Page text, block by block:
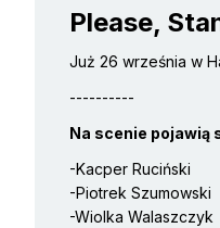
Please,
Już 26 września w
----------
Na scenie pojawią
-Kacper Ruciński
-Piotrek Szumowski
-Wiolka Walaszczyk